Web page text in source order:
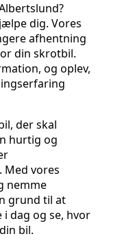
dig. Vores
afhentning
din skrotbil.
og oplev,
der skal
hurtig og
vores
nemme
grund til at
i dag og se, hvor
bil.